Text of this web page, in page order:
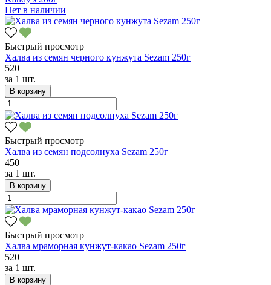
Нет в наличии
Быстрый просмотр
Халва из семян черного кунжута Sezam 250г
520
за 1 шт.
В корзину
Быстрый просмотр
Халва из семян подсолнуха Sezam 250г
450
за 1 шт.
В корзину
Быстрый просмотр
Халва мраморная кунжут-какао Sezam 250г
520
за 1 шт.
В корзину